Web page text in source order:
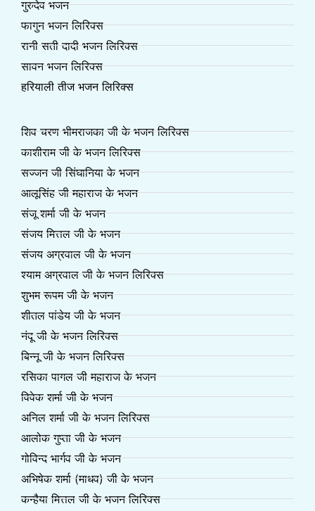
गुरुदेव भजन
फागुन भजन लिरिक्स
रानी सती दादी भजन लिरिक्स
सावन भजन लिरिक्स
हरियाली तीज भजन लिरिक्स
शिव चरण भीमराजका जी के भजन लिरिक्स
काशीराम जी के भजन लिरिक्स
सज्जन जी सिंघानिया के भजन
आलूसिंह जी महाराज के भजन
संजू शर्मा जी के भजन
संजय मित्तल जी के भजन
संजय अग्रवाल जी के भजन
श्याम अग्रवाल जी के भजन लिरिक्स
शुभम रूपम जी के भजन
शीतल पांडेय जी के भजन
नंदू जी के भजन लिरिक्स
बिन्नू जी के भजन लिरिक्स
रसिका पागल जी महाराज के भजन
विवेक शर्मा जी के भजन
अनिल शर्मा जी के भजन लिरिक्स
आलोक गुप्ता जी के भजन
गोविन्द भार्गव जी के भजन
अभिषेक शर्मा (माधव) जी के भजन
कन्हैया मित्तल जी के भजन लिरिक्स